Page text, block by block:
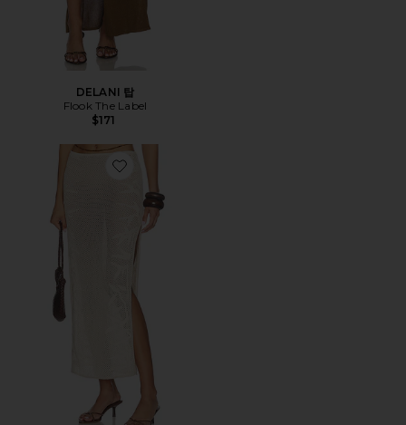
DELANI 탑
Flook The Label
$171
Favorite ZHENYA 스커트